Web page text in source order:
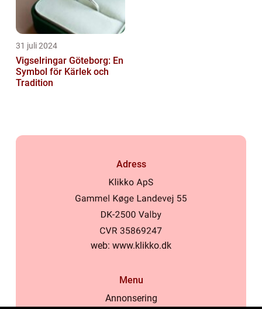
31 juli 2024
Vigselringar Göteborg: En
Symbol för Kärlek och
Tradition
Adress
web: www.klikko.dk
Menu
Annonsering